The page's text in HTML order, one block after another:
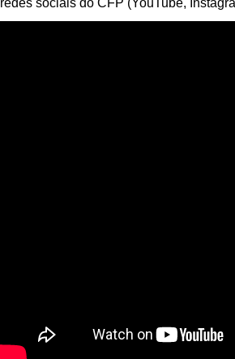
redes sociais do CFP (YouTube,